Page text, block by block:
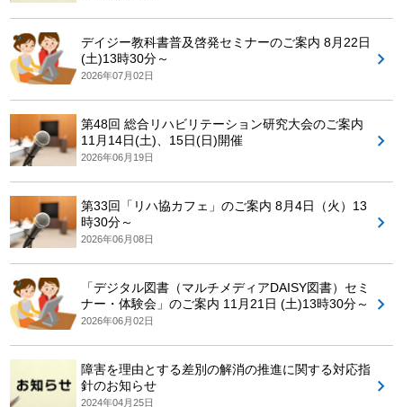
デイジー教科書普及啓発セミナーのご案内 8月22日
(土)13時30分～
2026年07月02日
第48回 総合リハビリテーション研究大会のご案内
11月14日(土)、15日(日)開催
2026年06月19日
第33回「リハ協カフェ」のご案内 8月4日（火）13
時30分～
2026年06月08日
「デジタル図書（マルチメディアDAISY図書）セミ
ナー・体験会」のご案内 11月21日 (土)13時30分～
2026年06月02日
障害を理由とする差別の解消の推進に関する対応指
針のお知らせ
2024年04月25日